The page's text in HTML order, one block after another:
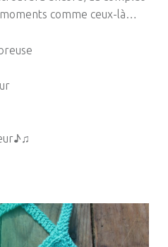
comme ceux-là…